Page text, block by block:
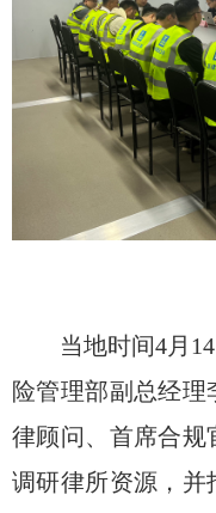
当地时间4月
险管理部副总经理
律顾问、首席合规
调研律所资源，并